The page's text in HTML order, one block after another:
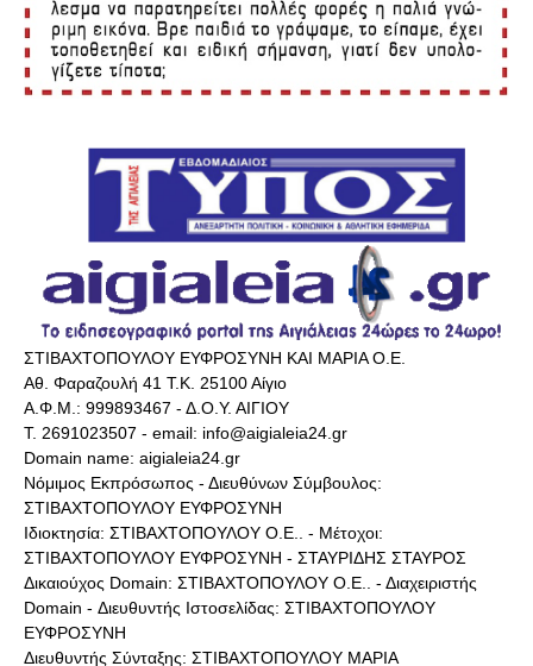
ΣΤΙΒΑΧΤΟΠΟΥΛΟΥ ΕΥΦΡΟΣΥΝΗ ΚΑΙ ΜΑΡΙΑ Ο.Ε.
Αθ. Φαραζουλή 41 Τ.Κ. 25100 Αίγιο
Α.Φ.Μ.: 999893467 - Δ.Ο.Υ. ΑΙΓΙΟΥ
Τ. 2691023507 - email: info@aigialeia24.gr
Domain name: aigialeia24.gr
Νόμιμος Εκπρόσωπος - Διευθύνων Σύμβουλος:
ΣΤΙΒΑΧΤΟΠΟΥΛΟΥ ΕΥΦΡΟΣΥΝΗ
Ιδιοκτησία: ΣΤΙΒΑΧΤΟΠΟΥΛΟΥ Ο.Ε.. - Μέτοχοι:
ΣΤΙΒΑΧΤΟΠΟΥΛΟΥ ΕΥΦΡΟΣΥΝΗ - ΣΤΑΥΡΙΔΗΣ ΣΤΑΥΡΟΣ
Δικαιούχος Domain: ΣΤΙΒΑΧΤΟΠΟΥΛΟΥ Ο.Ε.. - Διαχειριστής
Domain - Διευθυντής Ιστοσελίδας: ΣΤΙΒΑΧΤΟΠΟΥΛΟΥ
ΕΥΦΡΟΣΥΝΗ
Διευθυντής Σύνταξης: ΣΤΙΒΑΧΤΟΠΟΥΛΟΥ ΜΑΡΙΑ